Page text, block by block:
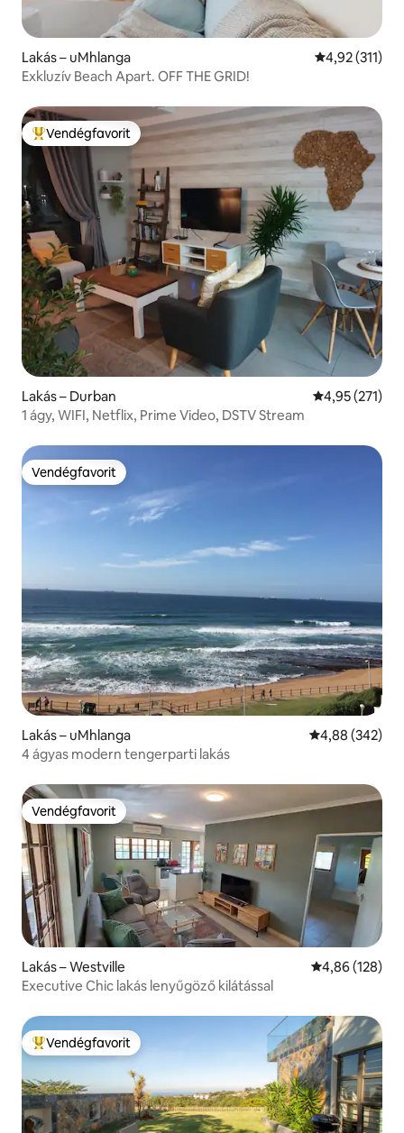
Lakás – uMhlanga Átlagos
4,92 (311)
Exkluzív Beach Apart. OFF THE GRID!
Kiemelt vendégfavorit
Vendégfavorit
Lakás – Durban Átlagos
4,95 (271)
1 ágy, WIFI, Netflix, Prime Video, DSTV Stream
Vendégfavorit
Vendégfavorit
Lakás – uMhlanga Átlagos
4,88 (342)
4 ágyas modern tengerparti lakás
Vendégfavorit
Vendégfavorit
Lakás – Westville Átlagos
4,86 (128)
Executive Chic lakás lenyűgöző kilátással
Kiemelt vendégfavorit
Vendégfavorit